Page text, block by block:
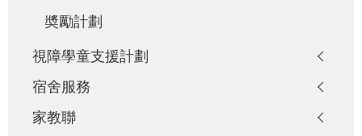
奬勵計劃
視障學童支援計劃
宿舍服務
家教聯